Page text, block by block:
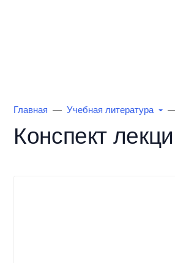
Главная Учебная литература
Конспект